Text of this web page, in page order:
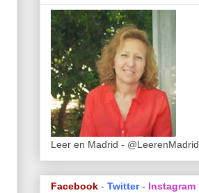
Leer en Madrid - @LeerenMadrid
Facebook - Twitter - Instagram